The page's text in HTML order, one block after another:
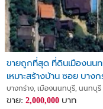
ขายถูกที่สุด ที่ดินเมืองนน
เหมาะสร้างบ้าน ซอย บางก
บางกร่าง, เมืองนนทบุรี, นนทบุรี
ขาย: 2,000,000 บาท